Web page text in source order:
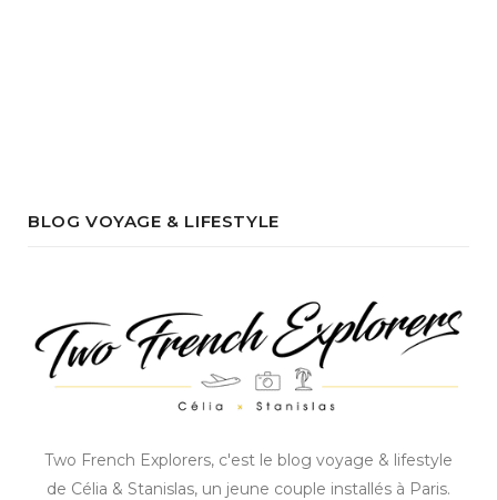
BLOG VOYAGE & LIFESTYLE
Two French Explorers, c'est le blog voyage & lifestyle
de Célia & Stanislas, un jeune couple installés à Paris.